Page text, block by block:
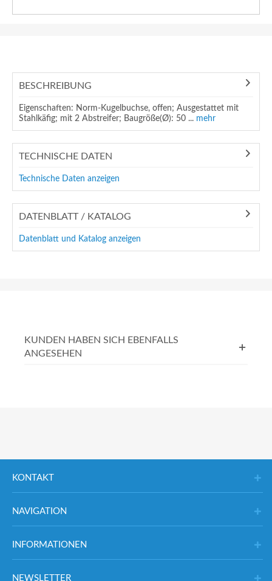
BESCHREIBUNG
Eigenschaften: Norm-Kugelbuchse, offen; Ausgestattet mit
Stahlkäfig; mit 2 Abstreifer; Baugröße(Ø): 50 ... mehr
TECHNISCHE DATEN
Technische Daten anzeigen
DATENBLATT / KATALOG
Datenblatt und Katalog anzeigen
KUNDEN HABEN SICH EBENFALLS
ANGESEHEN
KONTAKT
NAVIGATION
INFORMATIONEN
NEWSLETTER